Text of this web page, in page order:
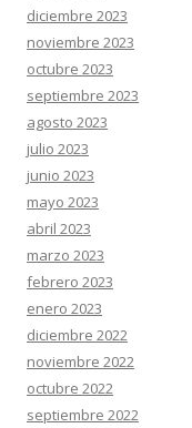
diciembre 2023
noviembre 2023
octubre 2023
septiembre 2023
agosto 2023
julio 2023
junio 2023
mayo 2023
abril 2023
marzo 2023
febrero 2023
enero 2023
diciembre 2022
noviembre 2022
octubre 2022
septiembre 2022